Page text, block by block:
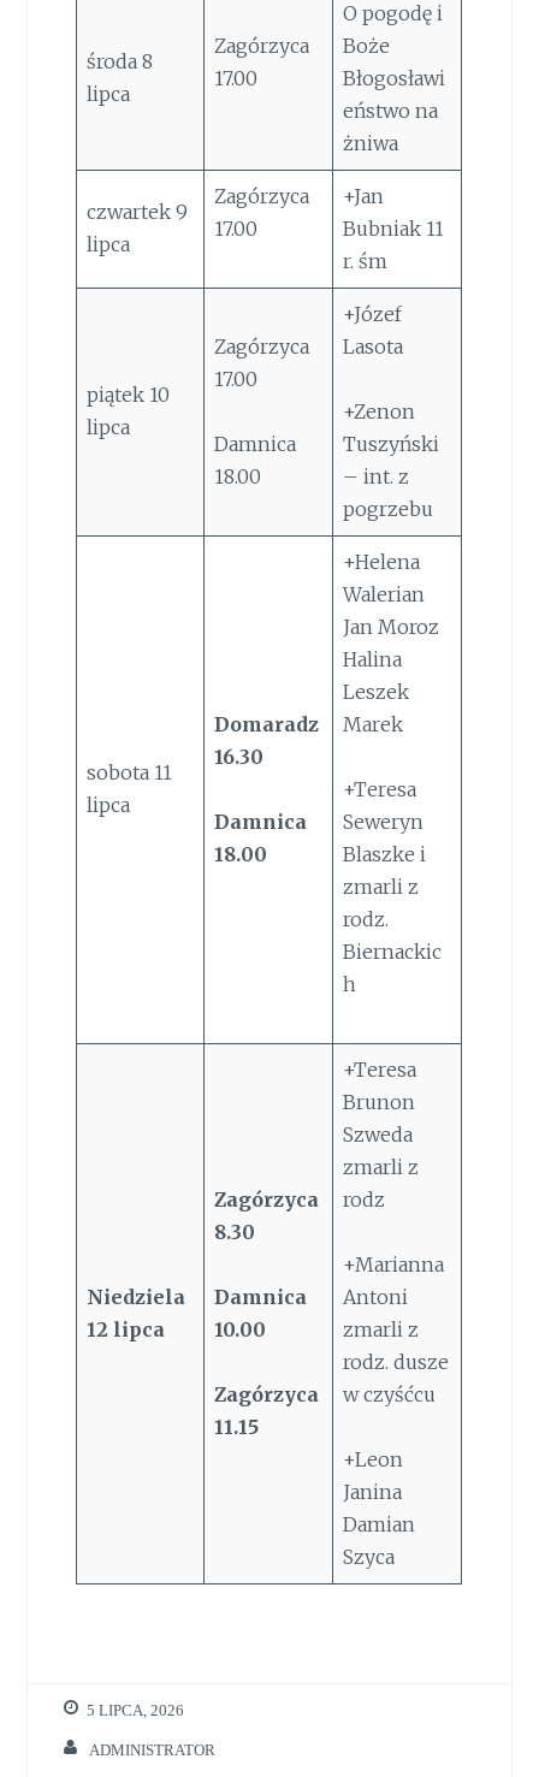
środa 8
lipca
Zagórzyca
17.00
O pogodę i
Boże
Błogosławi
eństwo na
żniwa
czwartek 9
lipca
Zagórzyca
17.00
+Jan
Bubniak 11
r. śm
piątek 10
lipca
Zagórzyca
17.00
Damnica
18.00
+Józef
Lasota
+Zenon
Tuszyński
– int. z
pogrzebu
sobota 11
lipca
Domaradz
16.30
Damnica
18.00
+Helena
Walerian
Jan Moroz
Halina
Leszek
Marek
+Teresa
Seweryn
Blaszke i
zmarli z
rodz.
Biernackic
h
Niedziela
12 lipca
Zagórzyca
8.30
Damnica
10.00
Zagórzyca
11.15
+Teresa
Brunon
Szweda
zmarli z
rodz
+Marianna
Antoni
zmarli z
rodz. dusze
w czyśćcu
+Leon
Janina
Damian
Szyca
5 LIPCA, 2026
ADMINISTRATOR